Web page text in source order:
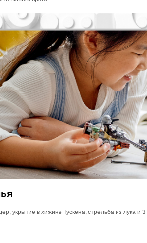
укрытие в хижине Тускена, стрельба из лука